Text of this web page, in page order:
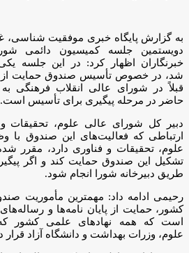
به گزارش پایگاه خبری موفقیت شناسی،
دویستمین جلسه کمیسیون دائمی
خبرنگاران اظهار کرد: در این جلسه
شد، در خصوص تأسیس صندوق حمایت از
قبلاً در شورای عالی انقلاب فرهنگی
حاضر در مرحله پیگیری برای تأسیس است.
دبیر کل شورای عالی علوم، تحقیقات و
ارتباطی که فعالیت‌های این صندوق با
علوم، تحقیقات و فناوری دارد، مقرر
تشکیل این صندوق حمایت کند و اگر
طریق دبیرخانه شورا انجام شود.
رحیمی ادامه داد: مهمترین مأموریت
کشور، حمایت از پایان نامه‌ها و
است که همه نهادهای علمی کشور
علوم، وزرات بهداشت و دانشگاه آزاد